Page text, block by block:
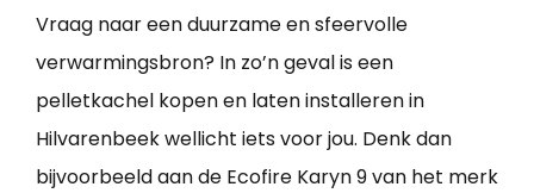
Vraag naar een duurzame en sfeervolle
verwarmingsbron? In zo’n geval is een
pelletkachel kopen en laten installeren in
Hilvarenbeek wellicht iets voor jou. Denk dan
bijvoorbeeld aan de Ecofire Karyn 9 van het merk